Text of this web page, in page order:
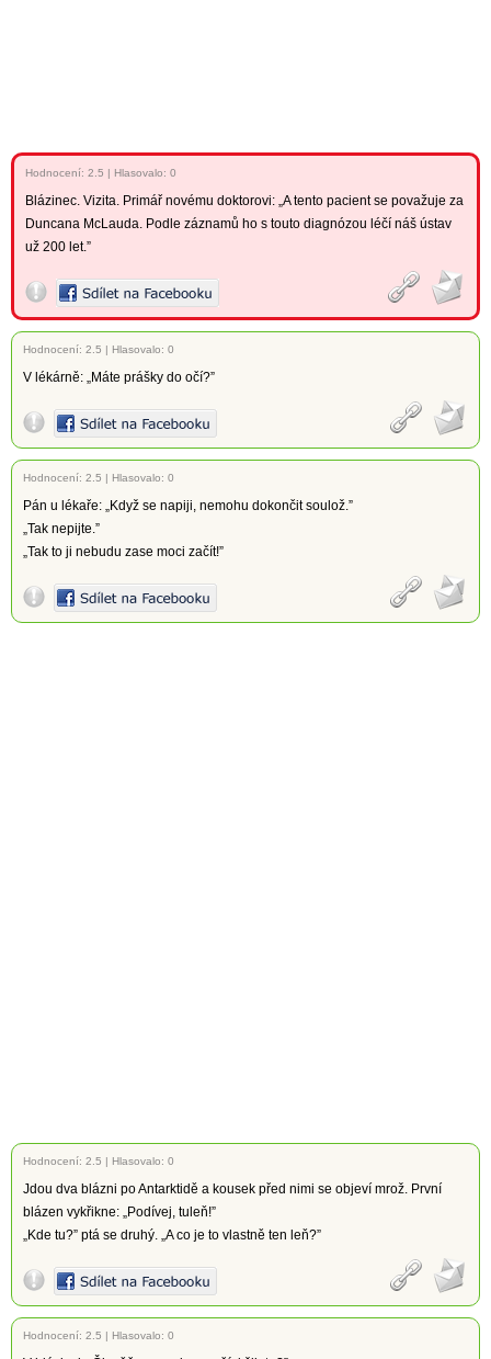
Hodnocení: 2.5 | Hlasovalo: 0
Blázinec. Vizita. Primář novému doktorovi: „A tento pacient se považuje za
Duncana McLauda. Podle záznamů ho s touto diagnózou léčí náš ústav
už 200 let.”
Hodnocení: 2.5 | Hlasovalo: 0
V lékárně: „Máte prášky do očí?”
Hodnocení: 2.5 | Hlasovalo: 0
Pán u lékaře: „Když se napiji, nemohu dokončit soulož.”
„Tak nepijte.”
„Tak to ji nebudu zase moci začít!”
Hodnocení: 2.5 | Hlasovalo: 0
Jdou dva blázni po Antarktidě a kousek před nimi se objeví mrož. První
blázen vykřikne: „Podívej, tuleň!”
„Kde tu?” ptá se druhý. „A co je to vlastně ten leň?”
Hodnocení: 2.5 | Hlasovalo: 0